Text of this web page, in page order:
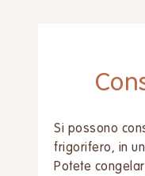
Si possono
frigorifero, in
Potete